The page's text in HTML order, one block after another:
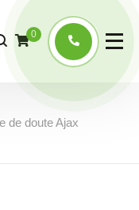
0
de doute Ajax